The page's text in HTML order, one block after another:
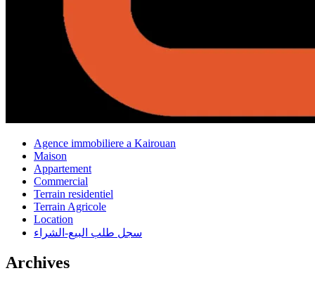
Agence immobiliere a Kairouan
Maison
Appartement
Commercial
Terrain residentiel
Terrain Agricole
Location
سجل طلب البيع-الشراء
Archives